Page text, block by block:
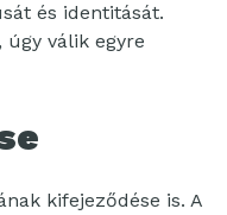
és identitását.
úgy válik egyre
kifejeződése is. A